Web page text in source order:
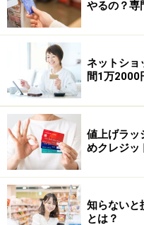
を利用していない人はま
トしましょう！
※記事内容は執筆時点のもの
い。
本記事の内容は一般的な情
商品や投資行動を推奨する
投資や資産運用に関する最
行ってください。
掲載情報の正確性・完全性
が、その内容を保証するも
などについて当社は一切の責
最新の情報や詳細について
の公式情報をご確認ください
やるの？専
ネットショ
間1万2000
値上げラッ
めクレジッ
知らないと
とは？